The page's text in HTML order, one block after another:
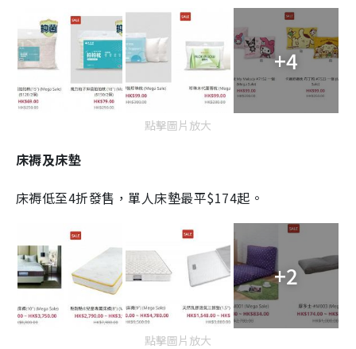
+4
點擊圖片放大
床褥及床墊
床褥低至4折發售，單人床墊最平$174起。
+2
點擊圖片放大